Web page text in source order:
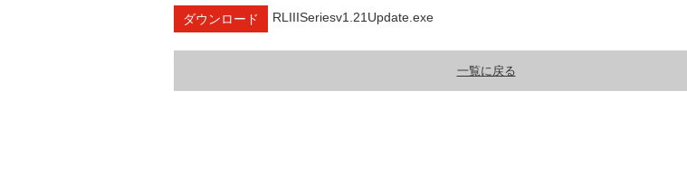
ダウンロード RLIIISeriesv1.21Update.exe
一覧に戻る